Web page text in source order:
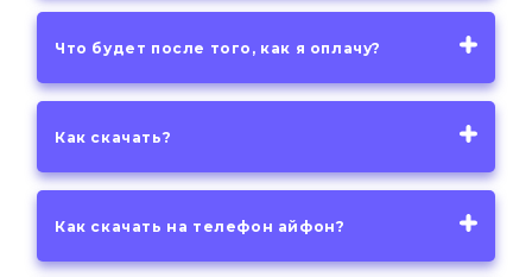
Что будет после того, как я оплачу?
Как скачать?
Как скачать на телефон айфон?